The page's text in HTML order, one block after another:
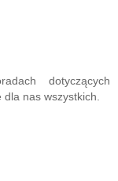
dotyczących
nas wszystkich.